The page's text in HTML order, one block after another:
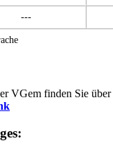
---
VGem finden Sie über